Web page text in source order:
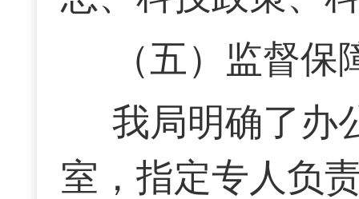
（五）监督保
我局明确了办
室，指定专人负